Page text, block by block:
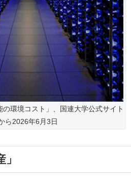
の環境コスト」、国連大学公式サイト
ら2026年6月3日